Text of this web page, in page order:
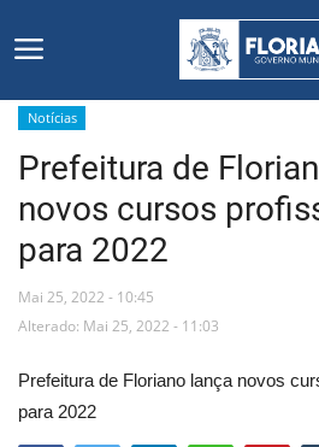
Início
Editais
Floriano
Mural de Licitações
Notícias
Prefeitura de
novos cursos
para 2022
Mai 25, 2022 - 10:45
Alterado: Mai 25, 2022 - 11:03
Prefeitura de Floriano lança novos
para 2022